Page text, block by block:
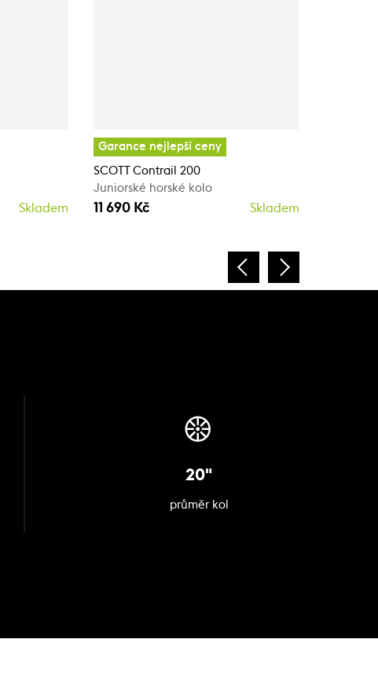
Skladem
Garance nejlepší ceny
SCOTT Contrail 200
Juniorské horské kolo
11 690 Kč Skladem
20"
průměr kol